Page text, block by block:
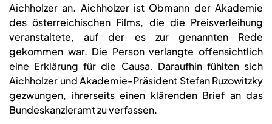
Aichholzer an. Aichholzer ist Obmann der Akademie
des österreichischen Films, die die Preisverleihung
veranstaltete, auf der es zur genannten Rede
gekommen war. Die Person verlangte offensichtlich
eine Erklärung für die Causa. Daraufhin fühlten sich
Aichholzer und Akademie-Präsident Stefan Ruzowitzky
gezwungen, ihrerseits einen klärenden Brief an das
Bundeskanzleramt zu verfassen.